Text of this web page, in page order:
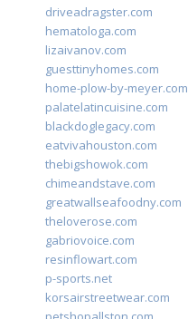
driveadragster.com
hematologa.com
lizaivanov.com
guesttinyhomes.com
home-plow-by-meyer.com
palatelatincuisine.com
blackdoglegacy.com
eatvivahouston.com
thebigshowok.com
chimeandstave.com
greatwallseafoodny.com
theloverose.com
gabriovoice.com
resinflowart.com
p-sports.net
korsairstreetwear.com